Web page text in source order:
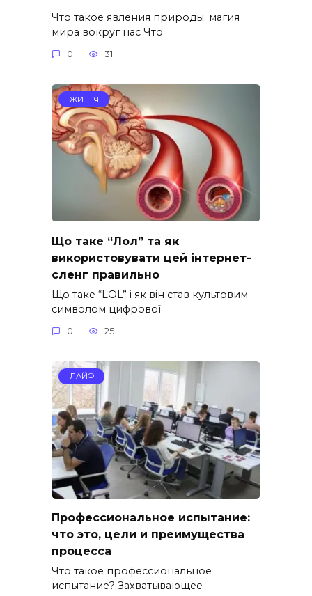
Что такое явления природы: магия
мира вокруг нас Что
0 31
ЖИТТЯ
Що таке “Лол” та як
використовувати цей інтернет-
сленг правильно
Що таке “LOL” і як він став культовим
символом цифрової
0 25
ЛАЙФ
Профессиональное испытание:
что это, цели и преимущества
процесса
Что такое профессиональное
испытание? Захватывающее